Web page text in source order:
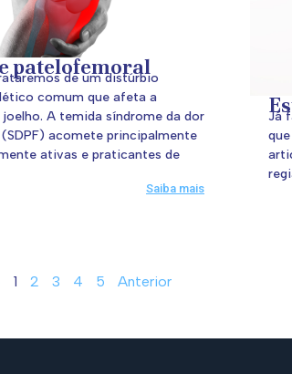
patelofemoral
de um distúrbio
comum que afeta a
A temida síndrome da dor
acomete principalmente
ativas e praticantes de
Saiba mais
Já
1 2 3 4 5 Anterior